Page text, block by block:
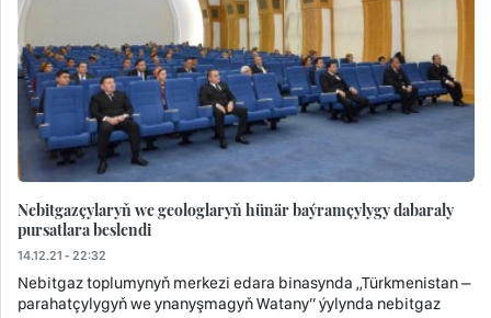
Nebitgazçylaryň we geologlaryň hünär baýramçylygy dabaraly
pursatlara beslendi
14.12.21 - 22:32
Nebitgaz toplumynyň merkezi edara binasynda ,,Türkmenistan –
parahatçylygyň we ynanyşmagyň Watany’’ ýylynda nebitgaz